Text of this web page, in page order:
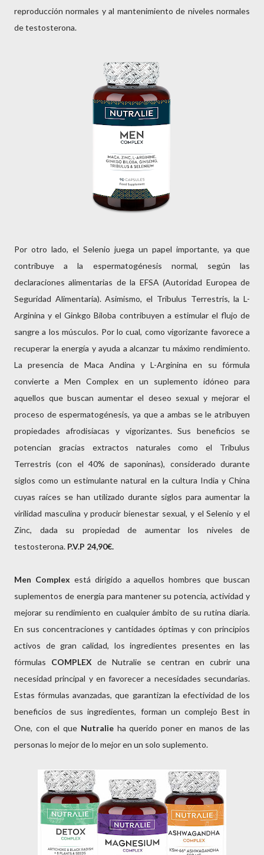
reproducción normales y al mantenimiento de niveles normales
de testosterona.
Por otro lado, el Selenio juega un papel importante, ya que
contribuye a la espermatogénesis normal, según las
declaraciones alimentarias de la EFSA (Autoridad Europea de
Seguridad Alimentaria). Asimismo, el Tribulus Terrestris, la L-
Arginina y el Ginkgo Biloba contribuyen a estimular el flujo de
sangre a los músculos. Por lo cual, como vigorizante favorece a
recuperar la energía y ayuda a alcanzar tu máximo rendimiento.
La presencia de Maca Andina y L-Arginina en su fórmula
convierte a Men Complex en un suplemento idóneo para
aquellos que buscan aumentar el deseo sexual y mejorar el
proceso de espermatogénesis, ya que a ambas se le atribuyen
propiedades afrodisíacas y vigorizantes. Sus beneficios se
potencian gracias extractos naturales como el Tribulus
Terrestris (con el 40% de saponinas), considerado durante
siglos como un estimulante natural en la cultura India y China
cuyas raíces se han utilizado durante siglos para aumentar la
virilidad masculina y producir bienestar sexual, y el Selenio y el
Zinc, dada su propiedad de aumentar los niveles de
testosterona. P.V.P 24,90€.
Men Complex está dirigido a aquellos hombres que buscan
suplementos de energía para mantener su potencia, actividad y
mejorar su rendimiento en cualquier ámbito de su rutina diaria.
En sus concentraciones y cantidades óptimas y con principios
activos de gran calidad, los ingredientes presentes en las
fórmulas COMPLEX de Nutralie se centran en cubrir una
necesidad principal y en favorecer a necesidades secundarias.
Estas fórmulas avanzadas, que garantizan la efectividad de los
beneficios de sus ingredientes, forman un complejo Best in
One, con el que Nutralieha querido poner en manos de las
personas lo mejor de lo mejor en un solo suplemento.